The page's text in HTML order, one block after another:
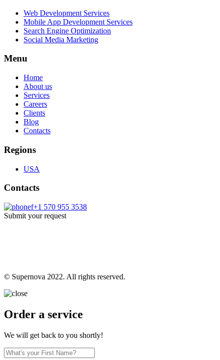
Web Development Services
Mobile App Development Services
Search Engine Optimization
Social Media Marketing
Menu
Home
About us
Services
Careers
Clients
Blog
Contacts
Regions
USA
Contacts
+1 570 955 3538
Submit your request
© Supernova 2022. All rights reserved.
Order a service
We will get back to you shortly!